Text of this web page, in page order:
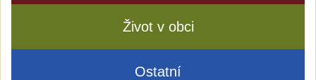
Život v obci
Ostatní